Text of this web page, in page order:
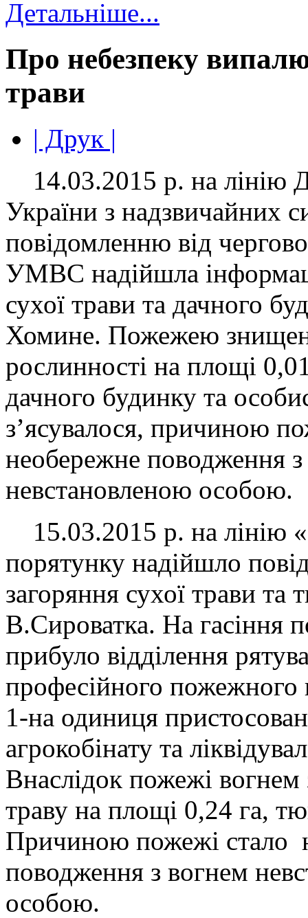
Детальніше...
Про небезпеку
трави
| Друк |
14.03.2015 р. на лінію
України з надзвичайних
повідомленню від
УМВС надійшла
сухої трави та дачного
Хомине. Пожежею
рослинності на площі
дачного будинку та
з’ясувалося, причиною
необережне поводження
невстановленою особою.
15.03.2015 р. на лінію
порятунку надійшло
загоряння сухої трави та
В.Сироватка. На гасіння
прибуло відділення
професійного пожежного
1-на одиниця
агрокобінату та
Внаслідок пожежі
траву на площі 0,24 га,
Причиною пожежі стало
поводження з вогнем
особою.